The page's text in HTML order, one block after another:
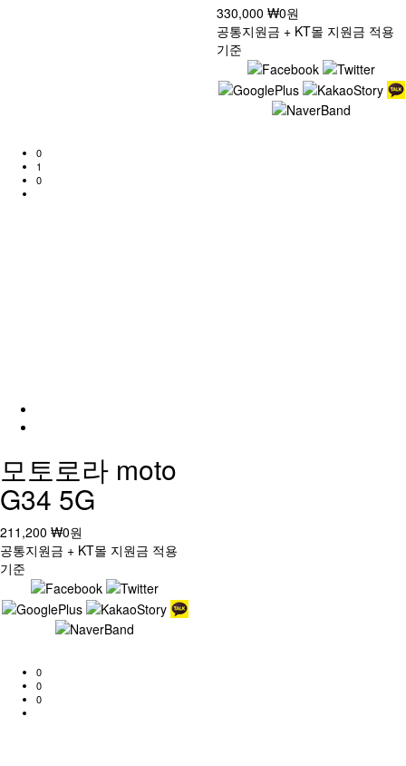
330,000 ₩0원
공통지원금 + KT몰 지원금 적용
기준
0
1
0
모토로라 moto
G34 5G
211,200 ₩0원
공통지원금 + KT몰 지원금 적용
기준
0
0
0